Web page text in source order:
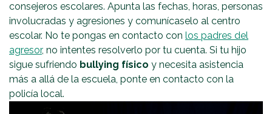
consejeros escolares. Apunta las fechas, horas, personas
involucradas y agresiones y comunícaselo al centro
escolar. No te pongas en contacto con los padres del
agresor, no intentes resolverlo por tu cuenta. Si tu hijo
sigue sufriendo bullying físico y necesita asistencia
más a allá de la escuela, ponte en contacto con la
policía local.